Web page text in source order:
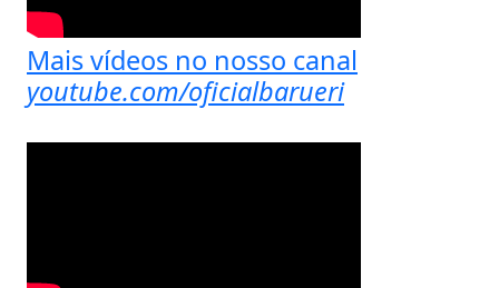
Mais vídeos no nosso canal
youtube.com/oficialbarueri